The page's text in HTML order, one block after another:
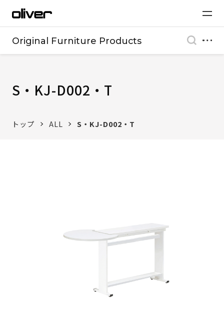
Original Furniture Products
S・KJ-D002・T
トップ ALL S・KJ-D002・T